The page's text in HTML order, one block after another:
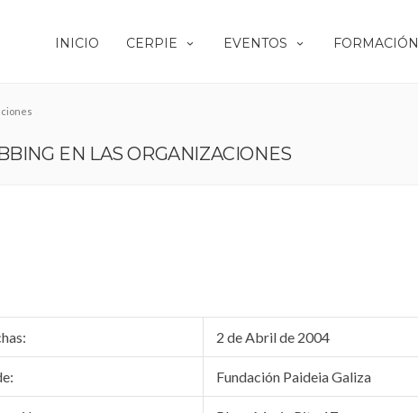
INICIO CERPIE EVENTOS FORMACIÓN
EN LAS ORGANIZACIONES
2 de Abril de 2004
Fundación Paideia Galiza